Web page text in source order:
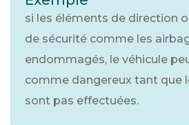
si les éléments de direction
de sécurité comme les
endommagés, le véhicule
comme dangereux tant que
sont pas effectuées.